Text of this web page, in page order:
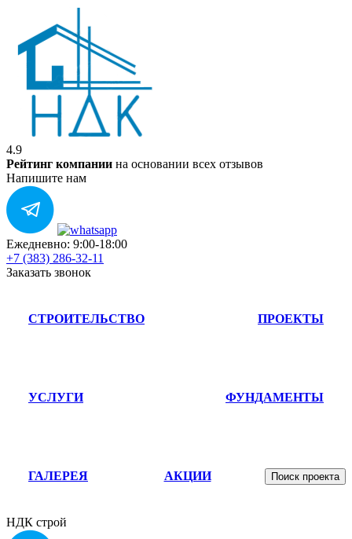
4.9
Рейтинг компании на основании всех отзывов
Напишите нам
Ежедневно: 9:00-18:00
+7 (383) 286-32-11
Заказать звонок
СТРОИТЕЛЬСТВО ПРОЕКТЫ
УСЛУГИ ФУНДАМЕНТЫ
ГАЛЕРЕЯ АКЦИИ Поиск проекта
НДК строй